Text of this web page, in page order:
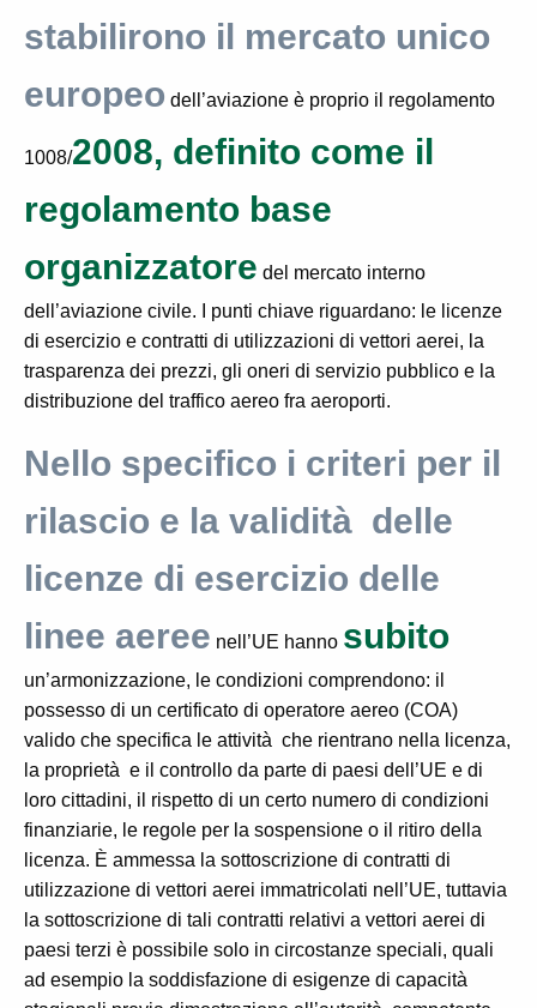
stabilirono il mercato unico
europeo dell’aviazione è proprio il regolamento
1008/2008, definito come il
regolamento base
organizzatore del mercato interno
dell’aviazione civile. I punti chiave riguardano: le licenze
di esercizio e contratti di utilizzazioni di vettori aerei, la
trasparenza dei prezzi, gli oneri di servizio pubblico e la
distribuzione del traffico aereo fra aeroporti.
Nello specifico i criteri per il
rilascio e la validità delle
licenze di esercizio delle
linee aeree nell’UE hanno subito
un’armonizzazione, le condizioni comprendono: il
possesso di un certificato di operatore aereo (COA)
valido che specifica le attività che rientrano nella licenza,
la proprietà e il controllo da parte di paesi dell’UE e di
loro cittadini, il rispetto di un certo numero di condizioni
finanziarie, le regole per la sospensione o il ritiro della
licenza. È ammessa la sottoscrizione di contratti di
utilizzazione di vettori aerei immatricolati nell’UE, tuttavia
la sottoscrizione di tali contratti relativi a vettori aerei di
paesi terzi è possibile solo in circostanze speciali, quali
ad esempio la soddisfazione di esigenze di capacità